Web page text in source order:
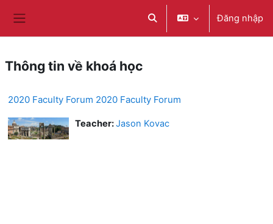
Chuyển đổi chọn tìm kiếm
Đăng nhập
Thông tin về khoá học
2020 Faculty Forum 2020 Faculty Forum
Teacher:Jason Kovac